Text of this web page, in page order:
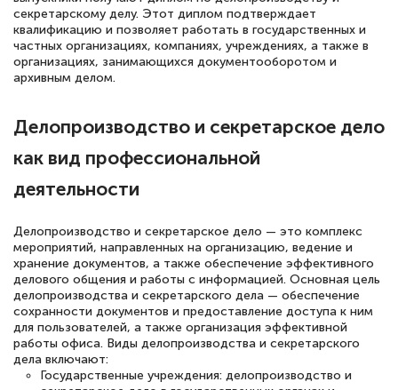
секретарскому делу. Этот диплом подтверждает
квалификацию и позволяет работать в государственных и
частных организациях, компаниях, учреждениях, а также в
организациях, занимающихся документооборотом и
архивным делом.
Делопроизводство и секретарское дело
как вид профессиональной
деятельности
Делопроизводство и секретарское дело — это комплекс
мероприятий, направленных на организацию, ведение и
хранение документов, а также обеспечение эффективного
делового общения и работы с информацией. Основная цель
делопроизводства и секретарского дела — обеспечение
сохранности документов и предоставление доступа к ним
для пользователей, а также организация эффективной
работы офиса. Виды делопроизводства и секретарского
дела включают:
Государственные учреждения: делопроизводство и